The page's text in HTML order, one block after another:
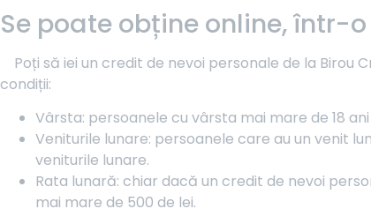
Se poate obține online, într-
Poți să iei un credit de nevoi personale de la
condiții:
Vârsta: persoanele cu vârsta mai mare de 18
Veniturile lunare: persoanele care au un venit
veniturile lunare.
Rata lunară: chiar dacă un credit de nevoi
mai mare de 500 de lei.